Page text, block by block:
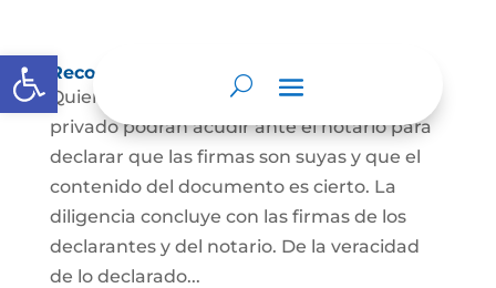
Abrir barra de herramientas
Reconocimiento de firma y contenido
Quienes hayan firmado un documento
privado podrán acudir ante el notario para
declarar que las firmas son suyas y que el
contenido del documento es cierto. La
diligencia concluye con las firmas de los
declarantes y del notario. De la veracidad
de lo declarado...